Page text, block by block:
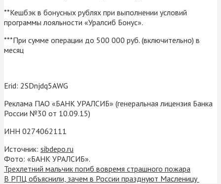
**Кешбэк в бонусных рублях при выполнении условий
программы лояльности «Уралсиб Бонус».
***При сумме операции до 500 000 руб. (включительно) в
месяц
Erid: 2SDnjdq5AWG
Реклама ПАО «БАНК УРАЛСИБ» (генеральная лицензия Банка
России №30 от 10.09.15)
ИНН 0274062111
Источник: sibdepo.ru
Фото: «БАНК УРАЛСИБ».
Трехлетний мальчик погиб вовремя страшного пожара
В РПЦ объяснили, зачем в России празднуют Масленицу